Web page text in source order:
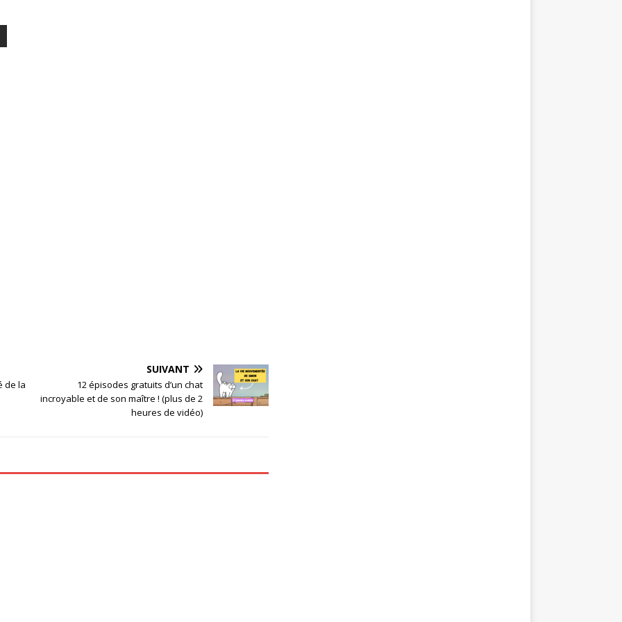
de la
SUIVANT
12 épisodes gratuits d’un chat
incroyable et de son maître ! (plus de 2
heures de vidéo)